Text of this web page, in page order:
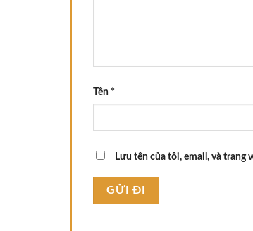
Tên *
Lưu tên của tôi, email, và